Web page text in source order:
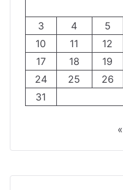
3
4 5
10
11 12
17
18 19
24
25 26
31